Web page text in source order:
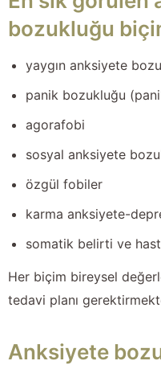
bozukluğu
yaygın anksiyete
panik bozukluğu
agorafobi
sosyal anksiyete
özgül fobiler
karma anksiyete-
somatik belirti ve
Her biçim bireysel
tedavi planı
Anksiyete